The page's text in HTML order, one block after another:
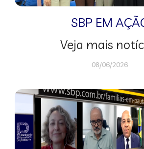
SBP EM
Veja mais
08/06/2026